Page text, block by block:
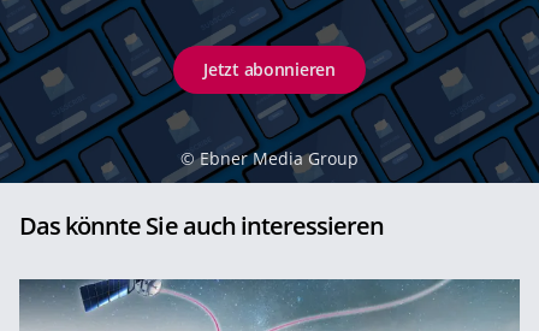
Jetzt abonnieren
© Ebner Media Group
Das könnte Sie auch interessieren